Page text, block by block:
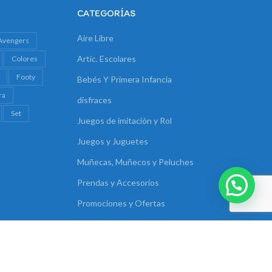
Colores
Footy
Set
CATEGORÍAS
Aire Libre
Artíc. Escolares
Bebés Y Primera Infancia
disfraces
Juegos de imitación y Rol
Juegos y Juguetes
Muñecas, Muñecos y Peluches
Prendas y Accesorios
Promociones y Ofertas
Rodados